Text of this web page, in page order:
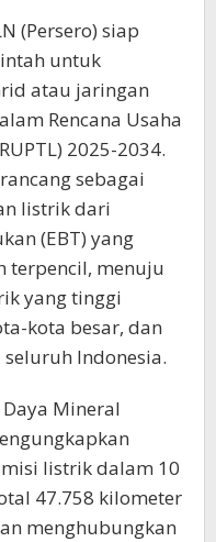
(Persero) siap
untuk
atau jaringan
Rencana Usaha
2025-2034.
sebagai
listrik dari
(EBT) yang
terpencil, menuju
yang tinggi
kota besar, dan
Indonesia.
Mineral
listrik dalam 10
47.758 kilometer
menghubungkan